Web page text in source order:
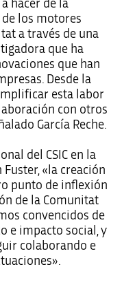
hacer de la
los motores
a través de una
que ha
que han
Desde la
esta labor
con otros
García Reche.
del CSIC en la
Fuster, «la creación
punto de inflexión
de la Comunitat
convencidos de
e impacto social, y
colaborando e